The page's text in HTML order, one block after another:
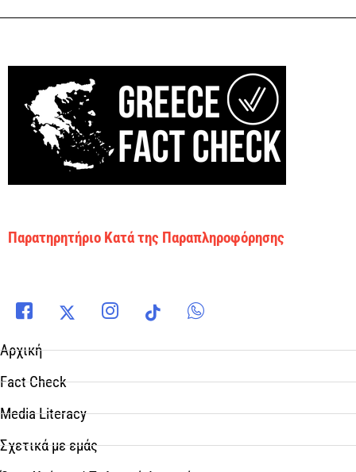
Παρατηρητήριο Κατά της Παραπληροφόρησης
Αρχική
Fact Check
Media Literacy
Σχετικά με εμάς